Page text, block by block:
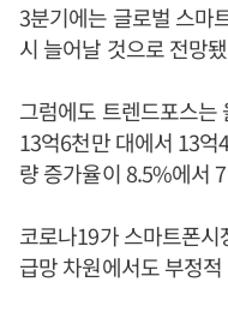
3분기에는 글로벌 스마
시 늘어날 것으로 전망
그럼에도 트렌드포스는
13억6천만 대에서 13
량 증가율이 8.5%에서
코로나19가 스마트폰
급망 차원에서도 부정